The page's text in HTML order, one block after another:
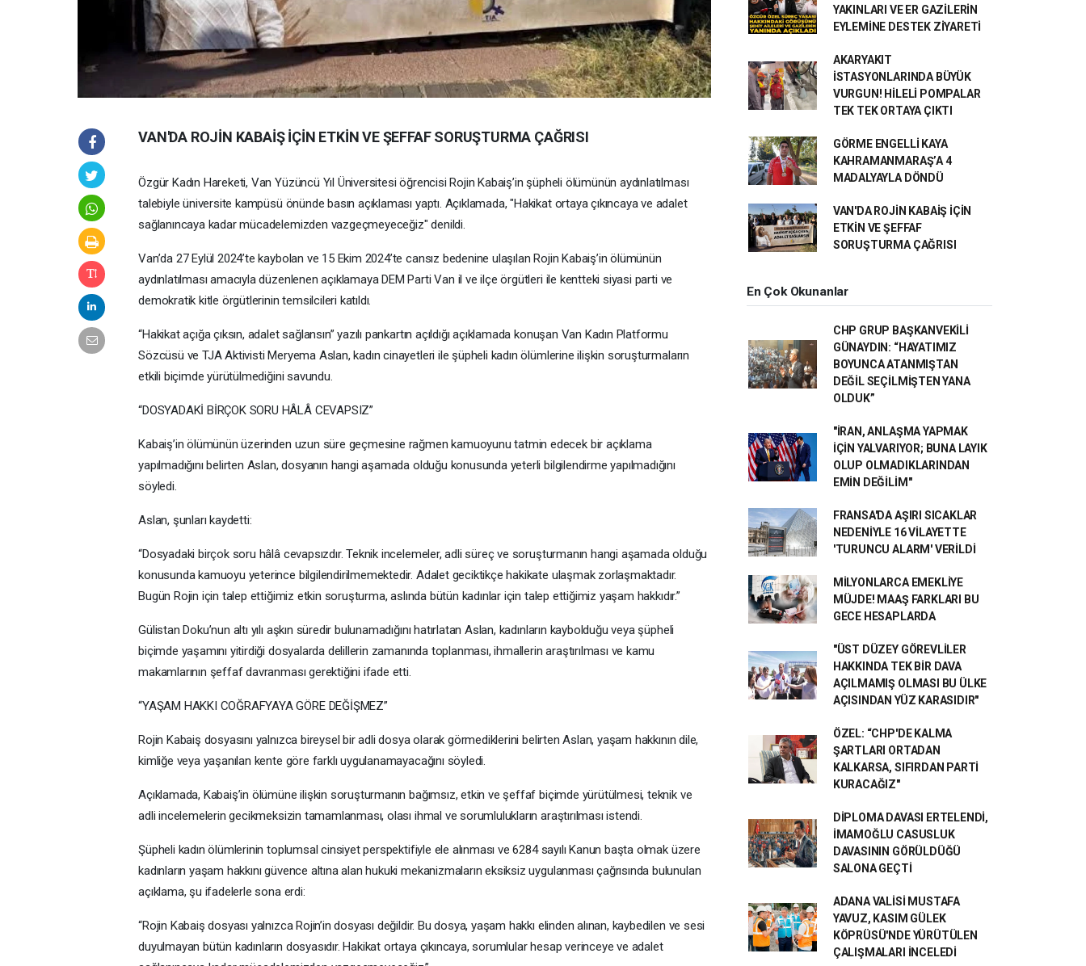
VAN'DA ROJİN KABAİŞ İÇİN ETKİN VE ŞEFFAF SORUŞTURMA ÇAĞRISI
Özgür Kadın Hareketi, Van Yüzüncü Yıl Üniversitesi öğrencisi Rojin Kabaiş’in şüpheli ölümünün aydınlatılması
talebiyle üniversite kampüsü önünde basın açıklaması yaptı. Açıklamada, "Hakikat ortaya çıkıncaya ve adalet
sağlanıncaya kadar mücadelemizden vazgeçmeyeceğiz" denildi.
Van’da 27 Eylül 2024’te kaybolan ve 15 Ekim 2024’te cansız bedenine ulaşılan Rojin Kabaiş’in ölümünün
aydınlatılması amacıyla düzenlenen açıklamaya DEM Parti Van il ve ilçe örgütleri ile kentteki siyasi parti ve
demokratik kitle örgütlerinin temsilcileri katıldı.
“Hakikat açığa çıksın, adalet sağlansın” yazılı pankartın açıldığı açıklamada konuşan Van Kadın Platformu
Sözcüsü ve TJA Aktivisti Meryema Aslan, kadın cinayetleri ile şüpheli kadın ölümlerine ilişkin soruşturmaların
etkili biçimde yürütülmediğini savundu.
“DOSYADAKİ BİRÇOK SORU HÂLÂ CEVAPSIZ”
Kabaiş’in ölümünün üzerinden uzun süre geçmesine rağmen kamuoyunu tatmin edecek bir açıklama
yapılmadığını belirten Aslan, dosyanın hangi aşamada olduğu konusunda yeterli bilgilendirme yapılmadığını
söyledi.
Aslan, şunları kaydetti:
“Dosyadaki birçok soru hâlâ cevapsızdır. Teknik incelemeler, adli süreç ve soruşturmanın hangi aşamada olduğu
konusunda kamuoyu yeterince bilgilendirilmemektedir. Adalet geciktikçe hakikate ulaşmak zorlaşmaktadır.
Bugün Rojin için talep ettiğimiz etkin soruşturma, aslında bütün kadınlar için talep ettiğimiz yaşam hakkıdır.”
Gülistan Doku’nun altı yılı aşkın süredir bulunamadığını hatırlatan Aslan, kadınların kaybolduğu veya şüpheli
biçimde yaşamını yitirdiği dosyalarda delillerin zamanında toplanması, ihmallerin araştırılması ve kamu
makamlarının şeffaf davranması gerektiğini ifade etti.
“YAŞAM HAKKI COĞRAFYAYA GÖRE DEĞİŞMEZ”
Rojin Kabaiş dosyasını yalnızca bireysel bir adli dosya olarak görmediklerini belirten Aslan, yaşam hakkının dile,
kimliğe veya yaşanılan kente göre farklı uygulanamayacağını söyledi.
Açıklamada, Kabaiş’in ölümüne ilişkin soruşturmanın bağımsız, etkin ve şeffaf biçimde yürütülmesi, teknik ve
adli incelemelerin gecikmeksizin tamamlanması, olası ihmal ve sorumlulukların araştırılması istendi.
Şüpheli kadın ölümlerinin toplumsal cinsiyet perspektifiyle ele alınması ve 6284 sayılı Kanun başta olmak üzere
kadınların yaşam hakkını güvence altına alan hukuki mekanizmaların eksiksiz uygulanması çağrısında bulunulan
açıklama, şu ifadelerle sona erdi:
“Rojin Kabaiş dosyası yalnızca Rojin’in dosyası değildir. Bu dosya, yaşam hakkı elinden alınan, kaybedilen ve sesi
duyulmayan bütün kadınların dosyasıdır. Hakikat ortaya çıkıncaya, sorumlular hesap verinceye ve adalet
YAKINLARI VE ER GAZİLERİN
EYLEMİNE DESTEK ZİYARETİ
AKARYAKIT
İSTASYONLARINDA BÜYÜK
VURGUN! HİLELİ POMPALAR
TEK TEK ORTAYA ÇIKTI
GÖRME ENGELLİ KAYA
KAHRAMANMARAŞ’A 4
MADALYAYLA DÖNDÜ
VAN'DA ROJİN KABAİŞ İÇİN
ETKİN VE ŞEFFAF
SORUŞTURMA ÇAĞRISI
En Çok Okunanlar
CHP GRUP BAŞKANVEKİLİ
GÜNAYDIN: “HAYATIMIZ
BOYUNCA ATANMIŞTAN
DEĞİL SEÇİLMİŞTEN YANA
OLDUK”
"İRAN, ANLAŞMA YAPMAK
İÇİN YALVARIYOR; BUNA LAYIK
OLUP OLMADIKLARINDAN
EMİN DEĞİLİM"
FRANSA'DA AŞIRI SICAKLAR
NEDENİYLE 16 VİLAYETTE
'TURUNCU ALARM' VERİLDİ
MİLYONLARCA EMEKLİYE
MÜJDE! MAAŞ FARKLARI BU
GECE HESAPLARDA
"ÜST DÜZEY GÖREVLİLER
HAKKINDA TEK BİR DAVA
AÇILMAMIŞ OLMASI BU ÜLKE
AÇISINDAN YÜZ KARASIDIR"
ÖZEL: “CHP'DE KALMA
ŞARTLARI ORTADAN
KALKARSA, SIFIRDAN PARTİ
KURACAĞIZ"
DİPLOMA DAVASI ERTELENDİ,
İMAMOĞLU CASUSLUK
DAVASININ GÖRÜLDÜĞÜ
SALONA GEÇTİ
ADANA VALİSİ MUSTAFA
YAVUZ, KASIM GÜLEK
KÖPRÜSÜ'NDE YÜRÜTÜLEN
ÇALIŞMALARI İNCELEDİ